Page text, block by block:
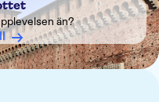
att inte ta med stora
krävs för att komma in
att knän och axlar måste
än?